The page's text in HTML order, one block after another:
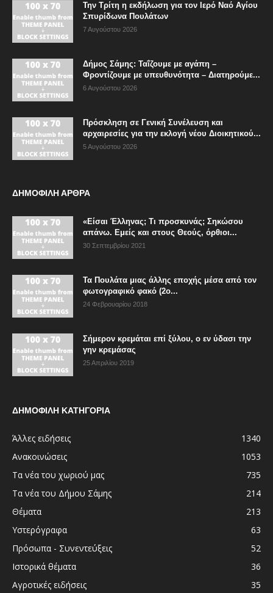
Την Τρίτη η εκδήλωση για τον Ιερό Ναό Αγίου
Σπυρίδωνα Πουλάτων
7 Αυγούστου 2026
Δήμος Σάμης: Ταΐζουμε με αγάπη –
Φροντίζουμε με υπευθυνότητα – Διατηρούμε...
6 Αυγούστου 2026
Πρόσκληση σε Γενική Συνέλευση και
αρχαιρεσίες για την εκλογή νέου Διοικητικού...
5 Αυγούστου 2026
ΔΗΜΟΦΙΛΗ ΑΡΘΡΑ
«Είσαι Έλληνας; Τι προσκυνάς; Σηκώσου
απάνω. Εμείς και στους Θεούς, όρθιοι...
30 Σεπτεμβρίου 2021
Τα Πουλάτα μιας άλλης εποχής μέσα από τον
φωτογραφικό φακό (2ο...
24 Φεβρουαρίου 2018
Σήμερον κρεμάται επί ξύλου, ο εν ύδασι την
γην κρεμάσας
25 Απριλίου 2019
ΔΗΜΟΦΙΛΗ ΚΑΤΗΓΟΡΙΑ
Άλλες ειδήσεις
1340
Ανακοινώσεις
1053
Τα νέα του χωριού μας
735
Τα νέα του Δήμου Σάμης
214
Θέματα
213
Υστερόγραφα
63
Πρόσωπα - Συνεντεύξεις
52
Ιστορικά θέματα
36
Αγροτικές ειδήσεις
35